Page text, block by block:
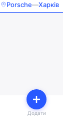
Porsche—Харків
Додати